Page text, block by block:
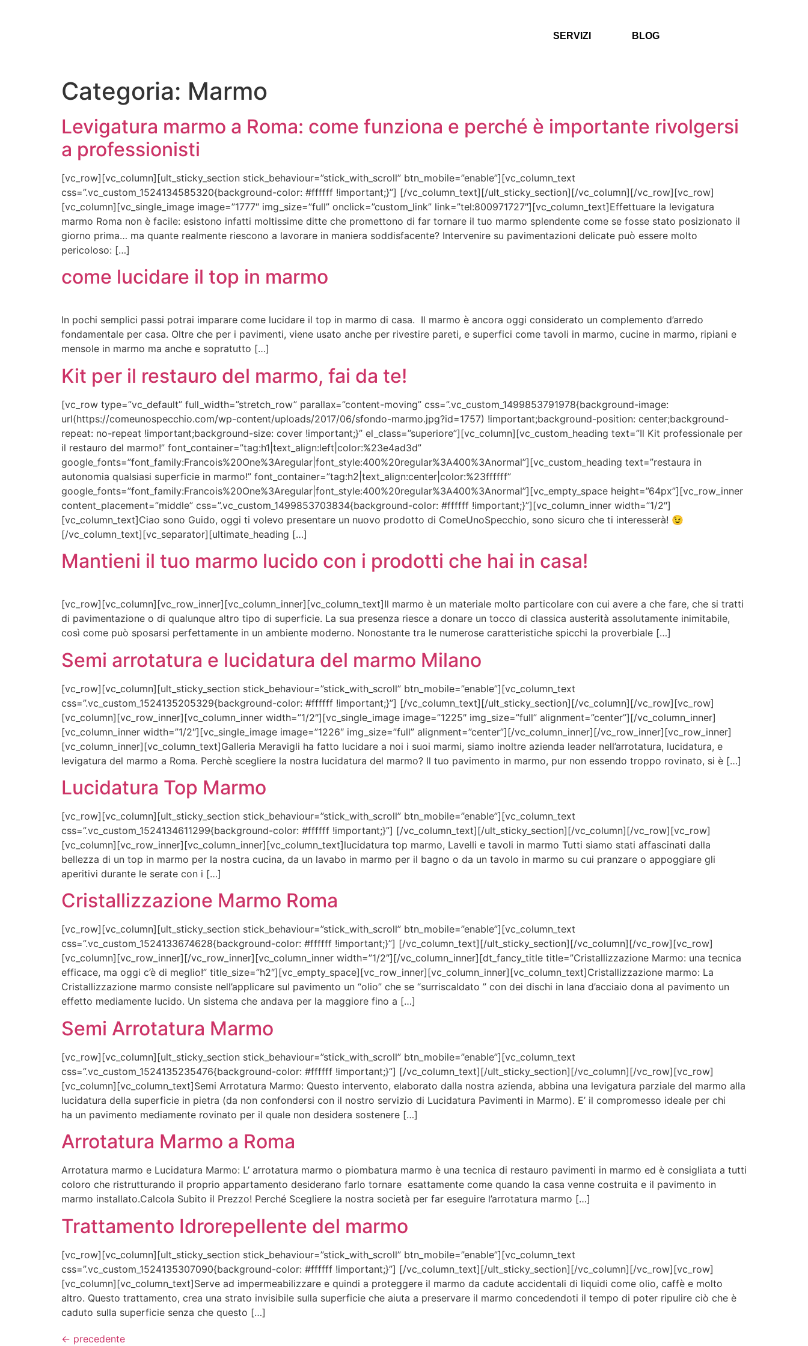
SERVIZI BLOG
Categoria: Marmo
Levigatura marmo a Roma: come funziona e perché è importante rivolgersi
a professionisti
[vc_row][vc_column][ult_sticky_section stick_behaviour=”stick_with_scroll” btn_mobile=”enable”][vc_column_text
css=”.vc_custom_1524134585320{background-color: #ffffff !important;}”] [/vc_column_text][/ult_sticky_section][/vc_column][/vc_row][vc_row]
[vc_column][vc_single_image image=”1777″ img_size=”full” onclick=”custom_link” link=”tel:800971727″][vc_column_text]Effettuare la levigatura
marmo Roma non è facile: esistono infatti moltissime ditte che promettono di far tornare il tuo marmo splendente come se fosse stato posizionato il
giorno prima… ma quante realmente riescono a lavorare in maniera soddisfacente? Intervenire su pavimentazioni delicate può essere molto
pericoloso: […]
come lucidare il top in marmo
In pochi semplici passi potrai imparare come lucidare il top in marmo di casa. Il marmo è ancora oggi considerato un complemento d’arredo
fondamentale per casa. Oltre che per i pavimenti, viene usato anche per rivestire pareti, e superfici come tavoli in marmo, cucine in marmo, ripiani e
mensole in marmo ma anche e sopratutto […]
Kit per il restauro del marmo, fai da te!
[vc_row type=”vc_default” full_width=”stretch_row” parallax=”content-moving” css=”.vc_custom_1499853791978{background-image:
url(https://comeunospecchio.com/wp-content/uploads/2017/06/sfondo-marmo.jpg?id=1757) !important;background-position: center;background-
repeat: no-repeat !important;background-size: cover !important;}” el_class=”superiore”][vc_column][vc_custom_heading text=”Il Kit professionale per
il restauro del marmo!” font_container=”tag:h1|text_align:left|color:%23e4ad3d”
google_fonts=”font_family:Francois%20One%3Aregular|font_style:400%20regular%3A400%3Anormal”][vc_custom_heading text=”restaura in
autonomia qualsiasi superficie in marmo!” font_container=”tag:h2|text_align:center|color:%23ffffff”
google_fonts=”font_family:Francois%20One%3Aregular|font_style:400%20regular%3A400%3Anormal”][vc_empty_space height=”64px”][vc_row_inner
content_placement=”middle” css=”.vc_custom_1499853703834{background-color: #ffffff !important;}”][vc_column_inner width=”1/2″]
[vc_column_text]Ciao sono Guido, oggi ti volevo presentare un nuovo prodotto di ComeUnoSpecchio, sono sicuro che ti interesserà! 😉
[/vc_column_text][vc_separator][ultimate_heading […]
Mantieni il tuo marmo lucido con i prodotti che hai in casa!
[vc_row][vc_column][vc_row_inner][vc_column_inner][vc_column_text]Il marmo è un materiale molto particolare con cui avere a che fare, che si tratti
di pavimentazione o di qualunque altro tipo di superficie. La sua presenza riesce a donare un tocco di classica austerità assolutamente inimitabile,
così come può sposarsi perfettamente in un ambiente moderno. Nonostante tra le numerose caratteristiche spicchi la proverbiale […]
Semi arrotatura e lucidatura del marmo Milano
[vc_row][vc_column][ult_sticky_section stick_behaviour=”stick_with_scroll” btn_mobile=”enable”][vc_column_text
css=”.vc_custom_1524135205329{background-color: #ffffff !important;}”] [/vc_column_text][/ult_sticky_section][/vc_column][/vc_row][vc_row]
[vc_column][vc_row_inner][vc_column_inner width=”1/2″][vc_single_image image=”1225″ img_size=”full” alignment=”center”][/vc_column_inner]
[vc_column_inner width=”1/2″][vc_single_image image=”1226″ img_size=”full” alignment=”center”][/vc_column_inner][/vc_row_inner][vc_row_inner]
[vc_column_inner][vc_column_text]Galleria Meravigli ha fatto lucidare a noi i suoi marmi, siamo inoltre azienda leader nell’arrotatura, lucidatura, e
levigatura del marmo a Roma. Perchè scegliere la nostra lucidatura del marmo? Il tuo pavimento in marmo, pur non essendo troppo rovinato, si è […]
Lucidatura Top Marmo
[vc_row][vc_column][ult_sticky_section stick_behaviour=”stick_with_scroll” btn_mobile=”enable”][vc_column_text
css=”.vc_custom_1524134611299{background-color: #ffffff !important;}”] [/vc_column_text][/ult_sticky_section][/vc_column][/vc_row][vc_row]
[vc_column][vc_row_inner][vc_column_inner][vc_column_text]lucidatura top marmo, Lavelli e tavoli in marmo Tutti siamo stati affascinati dalla
bellezza di un top in marmo per la nostra cucina, da un lavabo in marmo per il bagno o da un tavolo in marmo su cui pranzare o appoggiare gli
aperitivi durante le serate con i […]
Cristallizzazione Marmo Roma
[vc_row][vc_column][ult_sticky_section stick_behaviour=”stick_with_scroll” btn_mobile=”enable”][vc_column_text
css=”.vc_custom_1524133674628{background-color: #ffffff !important;}”] [/vc_column_text][/ult_sticky_section][/vc_column][/vc_row][vc_row]
[vc_column][vc_row_inner][/vc_row_inner][vc_column_inner width=”1/2″][/vc_column_inner][dt_fancy_title title=”Cristallizzazione Marmo: una tecnica
efficace, ma oggi c’è di meglio!” title_size=”h2″][vc_empty_space][vc_row_inner][vc_column_inner][vc_column_text]Cristallizzazione marmo: La
Cristallizzazione marmo consiste nell’applicare sul pavimento un “olio” che se “surriscaldato ” con dei dischi in lana d’acciaio dona al pavimento un
effetto mediamente lucido. Un sistema che andava per la maggiore fino a […]
Semi Arrotatura Marmo
[vc_row][vc_column][ult_sticky_section stick_behaviour=”stick_with_scroll” btn_mobile=”enable”][vc_column_text
css=”.vc_custom_1524135235476{background-color: #ffffff !important;}”] [/vc_column_text][/ult_sticky_section][/vc_column][/vc_row][vc_row]
[vc_column][vc_column_text]Semi Arrotatura Marmo: Questo intervento, elaborato dalla nostra azienda, abbina una levigatura parziale del marmo alla
lucidatura della superficie in pietra (da non confondersi con il nostro servizio di Lucidatura Pavimenti in Marmo). E’ il compromesso ideale per chi
ha un pavimento mediamente rovinato per il quale non desidera sostenere […]
Arrotatura Marmo a Roma
Arrotatura marmo e Lucidatura Marmo: L’ arrotatura marmo o piombatura marmo è una tecnica di restauro pavimenti in marmo ed è consigliata a tutti
coloro che ristrutturando il proprio appartamento desiderano farlo tornare esattamente come quando la casa venne costruita e il pavimento in
marmo installato.Calcola Subito il Prezzo! Perché Scegliere la nostra società per far eseguire l’arrotatura marmo […]
Trattamento Idrorepellente del marmo
[vc_row][vc_column][ult_sticky_section stick_behaviour=”stick_with_scroll” btn_mobile=”enable”][vc_column_text
css=”.vc_custom_1524135307090{background-color: #ffffff !important;}”] [/vc_column_text][/ult_sticky_section][/vc_column][/vc_row][vc_row]
[vc_column][vc_column_text]Serve ad impermeabilizzare e quindi a proteggere il marmo da cadute accidentali di liquidi come olio, caffè e molto
altro. Questo trattamento, crea una strato invisibile sulla superficie che aiuta a preservare il marmo concedendoti il tempo di poter ripulire ciò che è
caduto sulla superficie senza che questo […]
← precedente